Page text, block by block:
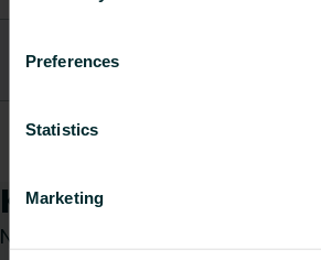
Preferences
Statistics
Marketing
FBMATOOL20P21700
FBMATOOL20P21900
Kaip galime Jums
Nesvarbu, ar esate specifikacijų